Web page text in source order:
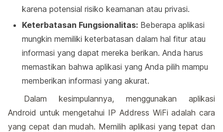
karena potensial risiko keamanan atau privasi.
Keterbatasan Fungsionalitas: Beberapa aplikasi
mungkin memiliki keterbatasan dalam hal fitur atau
informasi yang dapat mereka berikan. Anda harus
memastikan bahwa aplikasi yang Anda pilih mampu
memberikan informasi yang akurat.
Dalam kesimpulannya, menggunakan aplikasi
Android untuk mengetahui IP Address WiFi adalah cara
yang cepat dan mudah. Memilih aplikasi yang tepat dan